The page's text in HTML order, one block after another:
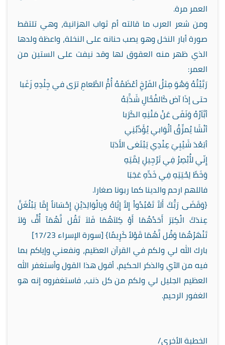
العمر مرة.
ومن شعر العرب ما قالته أم ثواب الهزانية، وهي تلتقط
صورة أبار النخل وهو يصب حنانه على النخلة، واعظة ولدها
الذي ظهر منه العقوق لها وقد نيفت على الستين من
العمر:
رَبَّيْتُهُ وَهْوَ مِثلُ الفَرْخِ أعْظَمُهُ أُمُّ الطَّعامِ ترَى في جِلْدِهِ زَغَبا
حتى إذَا آض كَالفُحَّالِ شَذَّبَهُ
أبَّاَرُهُ وَنَفَى عَنْ مَتْنِهِ الكَرَبا
أنْشَا يُمزِّقُ أثْوَابي يُؤَدِّبُنِي
أبَعْدَ شَيْبِيَ عِنْدِي يَبْتَغى الأَدَبَا
إِنّي لأُبْصِرُ فِي تَرْجِيلِ لِمَّتِهِ
وَخَطِّ لِحْيَتِهِ فِي خَدِّهِ عَجَبَا
فاللهم ارحم والدينا كما ربونا صغارا.
{وَقَضَى رَبُّكَ أَلاَّ تَعْبُدُواْ إِلاَّ إِيَّاهُ وَبِالْوَالِدَيْنِ إِحْسَاناً إِمَّا يَبْلُغَنَّ
عِندَكَ الْكِبَرَ أَحَدُهُمَا أَوْ كِلاَهُمَا فَلاَ تَقُل لَّهُمَآ أُفٍّ وَلاَ
تَنْهَرْهُمَا وَقُل لَّهُمَا قَوْلاً كَرِيمًا} [سورة الإسراء 17/23]
بارك الله لي ولكم في القرآن العظيم، ونفعني وإياكم بما
فيه من الآي والذكر الحكيم، أقول هذا القول وأستغفر الله
العظيم الجليل لي ولكم من كل ذنب، فاستغفروه إنه هو
الغفور الرحيم.
الخطبة الأخرى/